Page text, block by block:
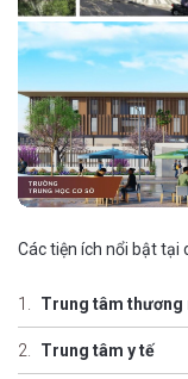
Các tiện ích nổi bật tại
Trung tâm thương
Trung tâm y tế